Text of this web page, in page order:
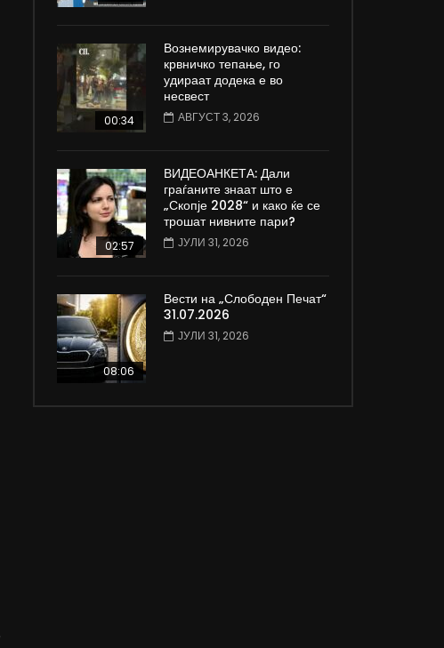
00:34
Вознемирувачко видео:
крвничко тепање, го
удираат додека е во
несвест
АВГУСТ 3, 2026
02:57
ВИДЕОАНКЕТА: Дали
граѓаните знаат што е
„Скопје 2028“ и како ќе се
трошат нивните пари?
ЈУЛИ 31, 2026
08:06
Вести на „Слободен Печат“
31.07.2026
ЈУЛИ 31, 2026